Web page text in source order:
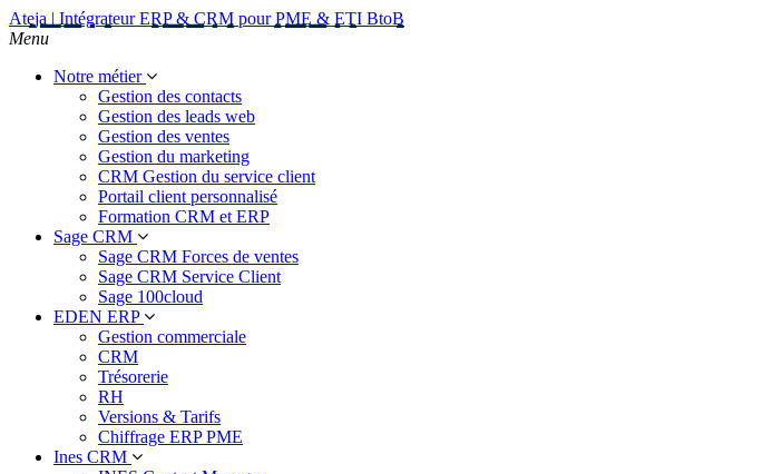
Ateja | Intégrateur ERP & CRM pour PME & ETI BtoB
Menu
Notre métier
Gestion des contacts
Gestion des leads web
Gestion des ventes
Gestion du marketing
CRM Gestion du service client
Portail client personnalisé
Formation CRM et ERP
Sage CRM
Sage CRM Forces de ventes
Sage CRM Service Client
Sage 100cloud
EDEN ERP
Gestion commerciale
CRM
Trésorerie
RH
Versions & Tarifs
Chiffrage ERP PME
Ines CRM